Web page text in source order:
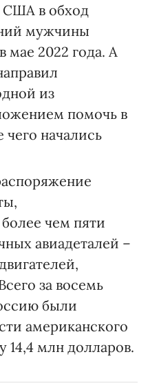
США в обход
мужчины
мае 2022 года. А
из
помочь в
начались
чем пяти
авиадеталей –
за восемь
были
американского
14,4 млн долларов.